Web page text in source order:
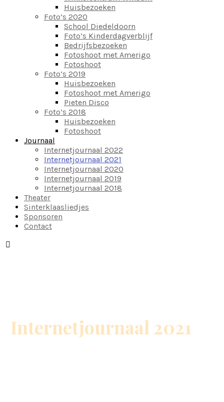
Huisbezoeken
Foto’s 2020
School Diedeldoorn
Foto’s Kinderdagverblijf
Bedrijfsbezoeken
Fotoshoot met Amerigo
Fotoshoot
Foto’s 2019
Huisbezoeken
Fotoshoot met Amerigo
Pieten Disco
Foto’s 2018
Huisbezoeken
Fotoshoot
Journaal
Internetjournaal 2022
Internetjournaal 2021
Internetjournaal 2020
Internetjournaal 2019
Internetjournaal 2018
Theater
Sinterklaasliedjes
Sponsoren
Contact
Internetjournaal 2021